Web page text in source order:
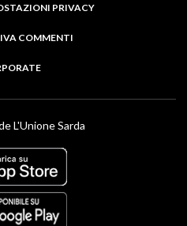
PRIVACY
COMMENTI
L'Unione Sarda